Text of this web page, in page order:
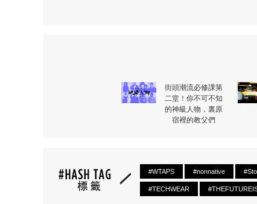
街頭潮流必修課第
二堂！你不可不知
的神級人物，裏原
宿裡的教父們
#WTAPS #nonnative
#TECHWEAR